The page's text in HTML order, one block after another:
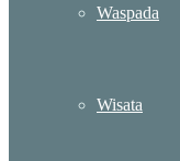
Waspada
Wisata